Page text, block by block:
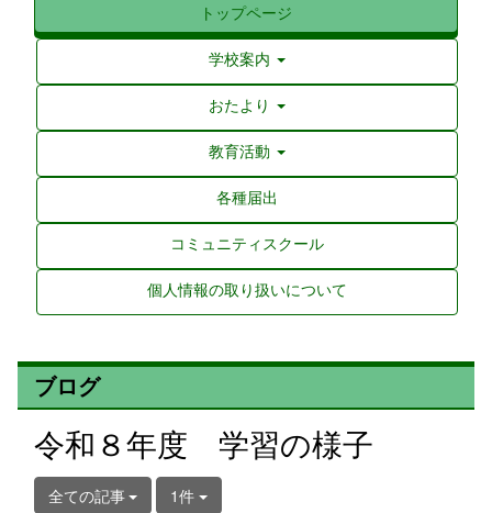
トップページ
学校案内
おたより
教育活動
各種届出
コミュニティスクール
個人情報の取り扱いについて
ブログ
令和８年度 学習の様子
全ての記事 1件